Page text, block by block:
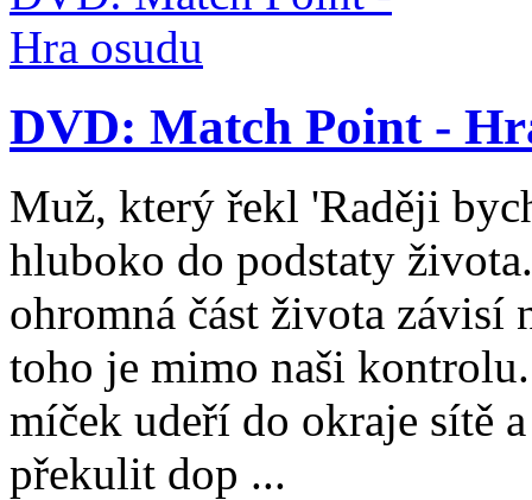
DVD: Match Point -
Muž, který řekl 'Raději
hluboko do podstaty
ohromná část života závisí
toho je mimo naši
míček udeří do okraje sítě
překulit dop ...